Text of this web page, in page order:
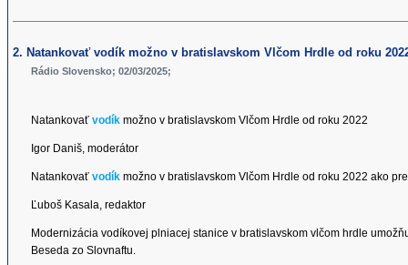
2. Natankovať vodík možno v bratislavskom Vlčom Hrdle od roku
Rádio Slovensko; 02/03/2025;
Natankovať vodík možno v bratislavskom Vlčom Hrdle od roku 2022
Igor Daniš, moderátor
Natankovať vodík možno v bratislavskom Vlčom Hrdle od roku 2022 ako
Ľuboš Kasala, redaktor
Modernizácia vodíkovej plniacej stanice v bratislavskom vlčom hrdle
Beseda zo Slovnaftu.